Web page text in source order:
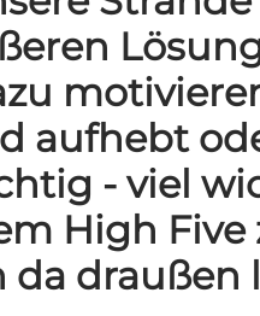
aufhebt
- viel
High
da draußen